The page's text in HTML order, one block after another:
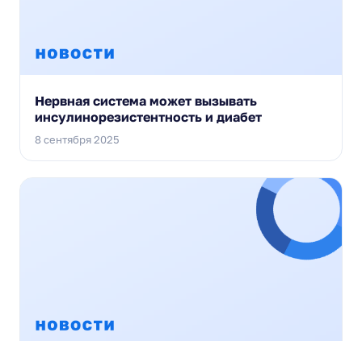
Нервная система может вызывать
инсулинорезистентность и диабет
8 сентября 2025